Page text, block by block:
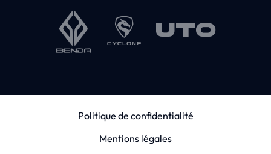
Politique de confidentialité
Mentions légales